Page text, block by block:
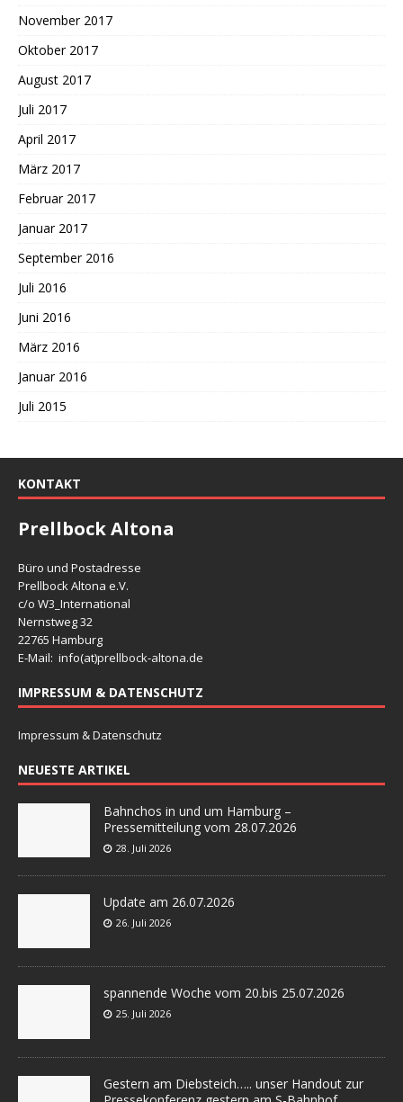
November 2017
Oktober 2017
August 2017
Juli 2017
April 2017
März 2017
Februar 2017
Januar 2017
September 2016
Juli 2016
Juni 2016
März 2016
Januar 2016
Juli 2015
KONTAKT
Prellbock Altona
Büro und Postadresse
Prellbock Altona e.V.
c/o W3_International
Nernstweg 32
22765 Hamburg
E-Mail: info(at)prellbock-altona.de
IMPRESSUM & DATENSCHUTZ
Impressum & Datenschutz
NEUESTE ARTIKEL
Bahnchos in und um Hamburg –
Pressemitteilung vom 28.07.2026
28. Juli 2026
Update am 26.07.2026
26. Juli 2026
spannende Woche vom 20.bis 25.07.2026
25. Juli 2026
Gestern am Diebsteich….. unser Handout zur